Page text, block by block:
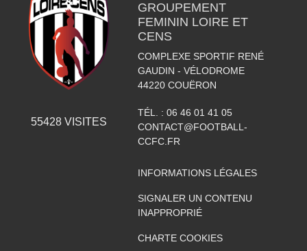
55428VISITES
GROUPEMENT
FEMININ LOIRE ET
CENS
COMPLEXE SPORTIF RENÉ
GAUDIN - VÉLODROME
44220 COUËRON
TÉL. : 06 46 01 41 05
CONTACT@FOOTBALL-
CCFC.FR
INFORMATIONS LÉGALES
SIGNALER UN CONTENU
INAPPROPRIÉ
CHARTE COOKIES